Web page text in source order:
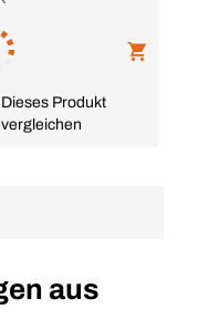
Dieses Produkt
vergleichen
aus